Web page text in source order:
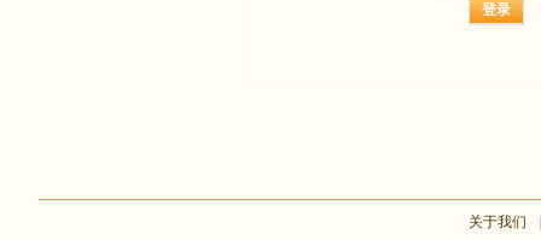
登录
关于我们